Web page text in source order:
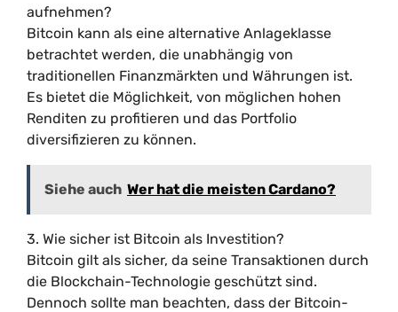
aufnehmen?
Bitcoin kann als eine alternative Anlageklasse
betrachtet werden, die unabhängig von
traditionellen Finanzmärkten und Währungen ist.
Es bietet die Möglichkeit, von möglichen hohen
Renditen zu profitieren und das Portfolio
diversifizieren zu können.
Siehe auch Wer hat die meisten Cardano?
3. Wie sicher ist Bitcoin als Investition?
Bitcoin gilt als sicher, da seine Transaktionen durch
die Blockchain-Technologie geschützt sind.
Dennoch sollte man beachten, dass der Bitcoin-